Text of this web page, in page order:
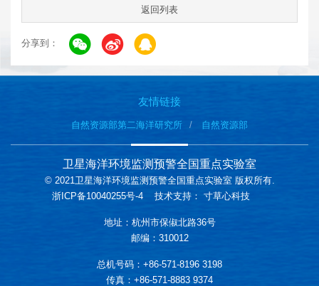
返回列表
分享到：
友情链接
自然资源部第二海洋研究所 自然资源部
卫星海洋环境监测预警全国重点实验室
© 2021卫星海洋环境监测预警全国重点实验室 版权所有.
浙ICP备10040255号-4 技术支持： 寸草心科技
地址：杭州市保俶北路36号
邮编：310012
总机号码：+86-571-8196 3198
传真：+86-571-8883 9374